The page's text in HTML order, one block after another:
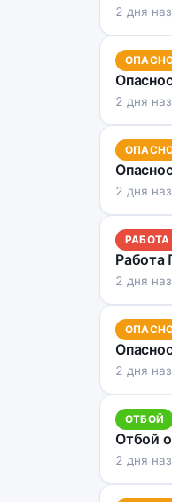
2 дня
2 дня
2 дня
2 дня
2 дня
ОТБОЙ
Отбой
2 дня